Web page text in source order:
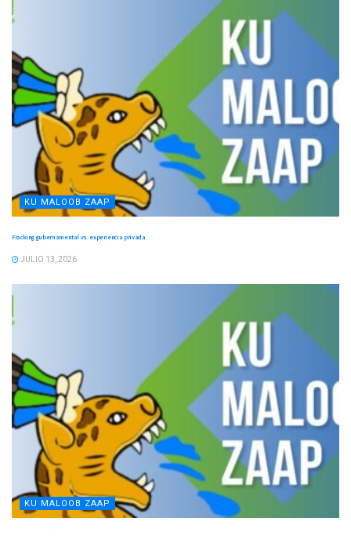
KU MALOOB ZAAP
Fracking gubernamental vs. experiencia privada
JULIO 13, 2026
KU MALOOB ZAAP